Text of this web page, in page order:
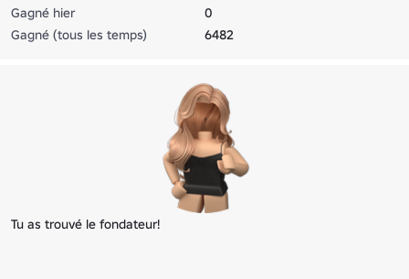
Gagné hier
0
Gagné (tous les temps)
6482
Tu as trouvé le fondateur!